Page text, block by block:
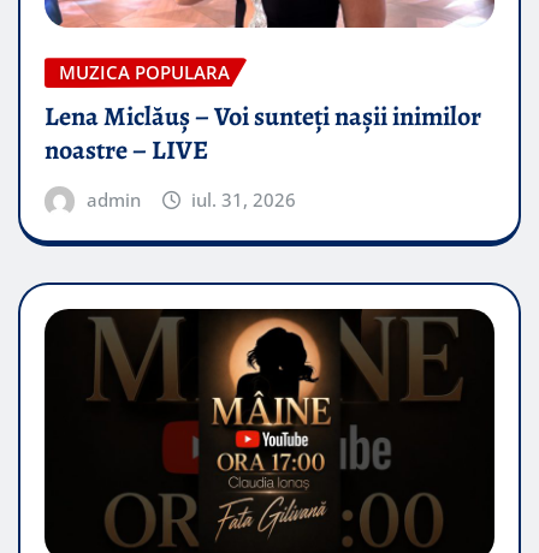
MUZICA POPULARA
Lena Miclăuș – Voi sunteți nașii inimilor
noastre – LIVE
admin iul. 31, 2026